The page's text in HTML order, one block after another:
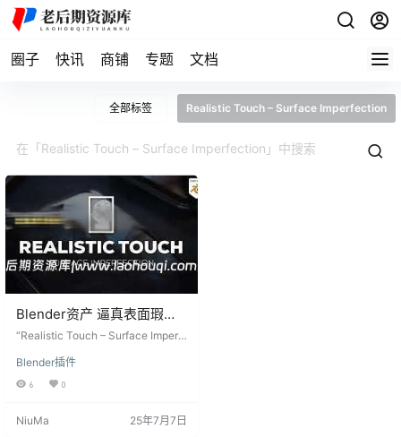
圈子 快讯 商铺 专题 文档
全部标签 Realistic Touch – Surface Imperfection
Blender资产 逼真表面瑕疵
贴图Realistic Touch –
“Realistic Touch – Surface Imperf
真且无缝贴图的工具，这些贴图被
精心分类成10个组。在这些贴图
旨在复制真实世界的细节，为您的3
Blender插件
6 0
NiuMa 25年7月7日